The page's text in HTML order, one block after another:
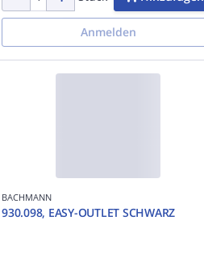
Anmelden
BACHMANN
930.098, EASY-OUTLET SCHWARZ